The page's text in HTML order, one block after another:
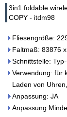
3in1 foldable
COPY - itdm98
Fliesengröße:
Faltmaß: 83876
Schnittstelle:
Verwendung: für
Laden von
Anpassung: JA
Anpassung